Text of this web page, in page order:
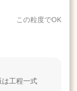
この粒度でOK
は工程一式